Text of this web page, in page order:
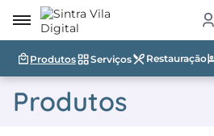
Produtos Serviços Restauração
Produtos